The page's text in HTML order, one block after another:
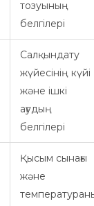
тозуының
белгілері
Салқындату
жүйесінің күйі
және ішкі
ағудың
белгілері
Қысым сынағы
және